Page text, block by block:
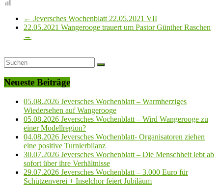
← Jeversches Wochenblatt 22.05.2021 VII
22.05.2021 Wangerooge trauert um Pastor Günther Raschen
→
Neueste Beiträge
05.08.2026 Jeversches Wochenblatt – Warmherziges
Wiedersehen auf Wangerooge
05.08.2026 Jeversches Wochenblatt – Wird Wangerooge zu
einer Modellregion?
04.08.2026 Jeversches Wochenblatt- Organisatoren ziehen
eine positive Turnierbilanz
30.07.2026 Jeversches Wochenblatt – Die Menschheit lebt ab
sofort über ihre Verhältnisse
29.07.2026 Jeversches Wochenblatt – 3.000 Euro für
Schützenverei + Inselchor feiert Jubiläum